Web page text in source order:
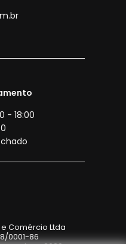
- 18:00
Comércio Ltda
0001-86
- 2026